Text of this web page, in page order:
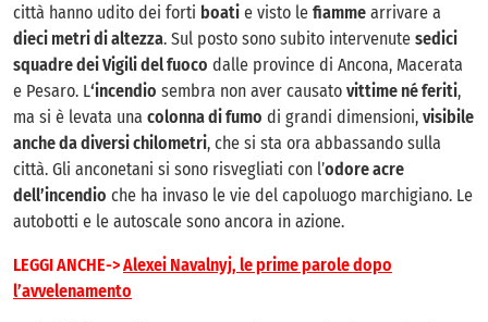
città hanno udito dei forti boati e visto le fiamme arrivare a
dieci metri di altezza. Sul posto sono subito intervenute sedici
squadre dei Vigili del fuoco dalle province di Ancona, Macerata
e Pesaro. L‘incendio sembra non aver causato vittime né feriti,
ma si è levata una colonna di fumo di grandi dimensioni, visibile
anche da diversi chilometri, che si sta ora abbassando sulla
città. Gli anconetani si sono risvegliati con l’odore acre
dell’incendio che ha invaso le vie del capoluogo marchigiano. Le
autobotti e le autoscale sono ancora in azione.
LEGGI ANCHE->Alexei Navalnyj, le prime parole dopo
l’avvelenamento